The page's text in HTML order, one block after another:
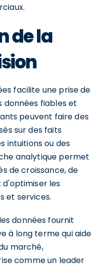
de la
facilite une prise de
données fiables et
peuvent faire des
sur des faits
intuitions ou des
analytique permet
de croissance, de
les
et services.
données fournit
à long terme qui aide
marché,
comme un leader